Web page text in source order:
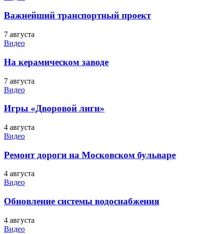
Важнейший транспортный проект
7 августа
Видео
На керамическом заводе
7 августа
Видео
Игры «Дворовой лиги»
4 августа
Видео
Ремонт дороги на Московском бульваре
4 августа
Видео
Обновление системы водоснабжения
4 августа
Видео